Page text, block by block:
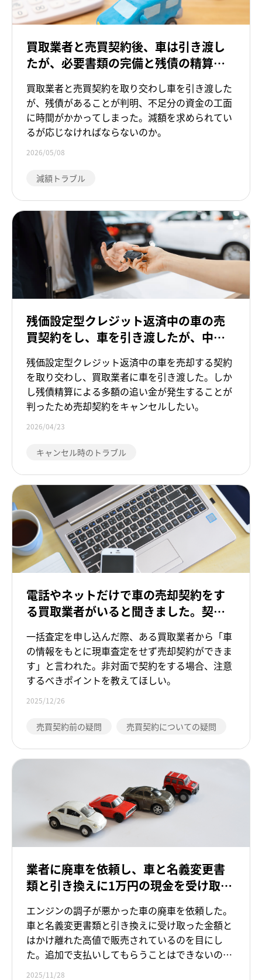
買取業者と売買契約後、車は引き渡し
たが、必要書類の完備と残債の精算に
時間を要したため、減額を求められて
いる
買取業者と売買契約を取り交わし車を引き渡した
が、残債があることが判明、不足分の資金の工面
に時間がかかってしまった。減額を求められてい
るが応じなければならないのか。
2026/05/08
減額トラブル
残価設定型クレジット返済中の車の売
買契約をし、車を引き渡したが、中途
解約による追い金が発生するため、キ
ャンセルをしたい
残価設定型クレジット返済中の車を売却する契約
を取り交わし、買取業者に車を引き渡した。しか
し残債精算による多額の追い金が発生することが
判ったため売却契約をキャンセルしたい。
2026/04/23
キャンセル時のトラブル
電話やネットだけで車の売却契約をす
る買取業者がいると聞きました。契約
する場合、どのようなことに気を付け
たらよいですか。
一括査定を申し込んだ際、ある買取業者から「車
の情報をもとに現車査定をせず売却契約ができま
す」と言われた。非対面で契約をする場合、注意
するべきポイントを教えてほしい。
2025/12/26
売買契約前の疑問 売買契約についての疑問
業者に廃車を依頼し、車と名義変更書
類と引き換えに1万円の現金を受け取っ
たが、その車が高値で販売されていた
エンジンの調子が悪かった車の廃車を依頼した。
車と名義変更書類と引き換えに受け取った金額と
はかけ離れた高値で販売されているのを目にし
た。追加で支払いしてもらうことはできないの
か。
2025/11/28